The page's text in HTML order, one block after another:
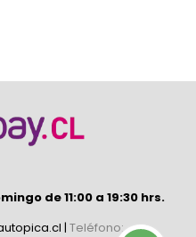
de 11:00 a 19:30 hrs.
| Teléfono: